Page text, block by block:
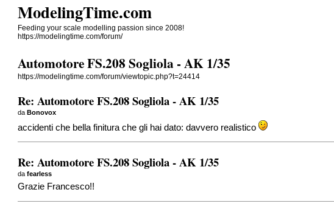
ModelingTime.com
Feeding your scale modelling passion since 2008!
https://modelingtime.com/forum/
Automotore FS.208 Sogliola - AK 1/35
https://modelingtime.com/forum/viewtopic.php?t=24414
Re: Automotore FS.208 Sogliola - AK 1/35
daBonovox
accidenti che bella finitura che gli hai dato: davvero realistico
Re: Automotore FS.208 Sogliola - AK 1/35
dafearless
Grazie Francesco!!